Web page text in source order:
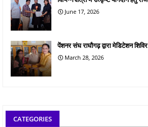
June 17, 2026
पेंशनर संघ राघौगढ़ द्वारा मेडिटेशन
March 28, 2026
CATEGORIES